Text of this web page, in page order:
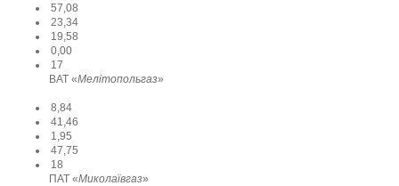
57,08
23,34
19,58
0,00
17
ВАТ «Мелітопольгаз»
8,84
41,46
1,95
47,75
18
ПАТ «Миколаївгаз»